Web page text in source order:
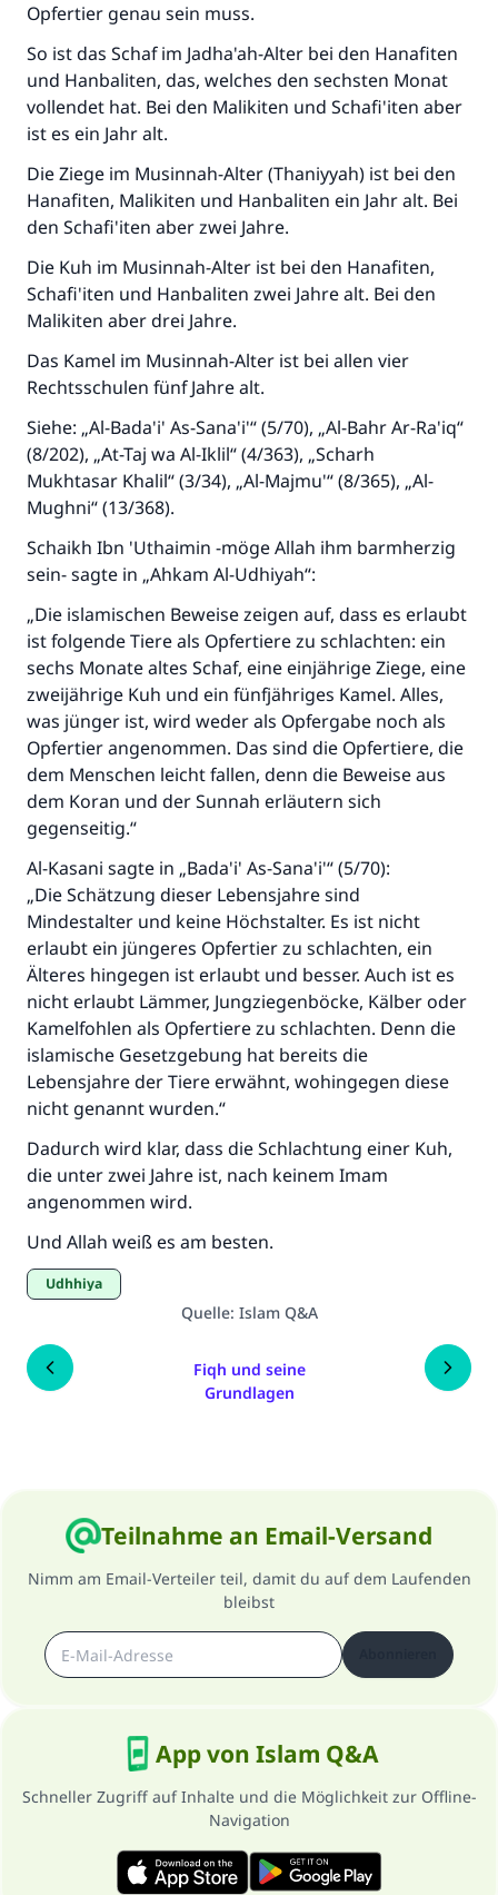
Opfertier genau sein muss.
So ist das Schaf im Jadha'ah-Alter bei den Hanafiten
und Hanbaliten, das, welches den sechsten Monat
vollendet hat. Bei den Malikiten und Schafi'iten aber
ist es ein Jahr alt.
Die Ziege im Musinnah-Alter (Thaniyyah) ist bei den
Hanafiten, Malikiten und Hanbaliten ein Jahr alt. Bei
den Schafi'iten aber zwei Jahre.
Die Kuh im Musinnah-Alter ist bei den Hanafiten,
Schafi'iten und Hanbaliten zwei Jahre alt. Bei den
Malikiten aber drei Jahre.
Das Kamel im Musinnah-Alter ist bei allen vier
Rechtsschulen fünf Jahre alt.
Siehe: „Al-Bada'i' As-Sana'i'“ (5/70), „Al-Bahr Ar-Ra'iq“
(8/202), „At-Taj wa Al-Iklil“ (4/363), „Scharh
Mukhtasar Khalil“ (3/34), „Al-Majmu'“ (8/365), „Al-
Mughni“ (13/368).
Schaikh Ibn 'Uthaimin -möge Allah ihm barmherzig
sein- sagte in „Ahkam Al-Udhiyah“:
„Die islamischen Beweise zeigen auf, dass es erlaubt
ist folgende Tiere als Opfertiere zu schlachten: ein
sechs Monate altes Schaf, eine einjährige Ziege, eine
zweijährige Kuh und ein fünfjähriges Kamel. Alles,
was jünger ist, wird weder als Opfergabe noch als
Opfertier angenommen. Das sind die Opfertiere, die
dem Menschen leicht fallen, denn die Beweise aus
dem Koran und der Sunnah erläutern sich
gegenseitig.“
Al-Kasani sagte in „Bada'i' As-Sana'i'“ (5/70):
„Die Schätzung dieser Lebensjahre sind
Mindestalter und keine Höchstalter. Es ist nicht
erlaubt ein jüngeres Opfertier zu schlachten, ein
Älteres hingegen ist erlaubt und besser. Auch ist es
nicht erlaubt Lämmer, Jungziegenböcke, Kälber oder
Kamelfohlen als Opfertiere zu schlachten. Denn die
islamische Gesetzgebung hat bereits die
Lebensjahre der Tiere erwähnt, wohingegen diese
nicht genannt wurden.“
Dadurch wird klar, dass die Schlachtung einer Kuh,
die unter zwei Jahre ist, nach keinem Imam
angenommen wird.
Und Allah weiß es am besten.
Udhhiya
Quelle: Islam Q&A
Fiqh und seine
Grundlagen
Teilnahme an Email-Versand
Nimm am Email-Verteiler teil, damit du auf dem Laufenden
bleibst
App von Islam Q&A
Schneller Zugriff auf Inhalte und die Möglichkeit zur Offline-
Navigation